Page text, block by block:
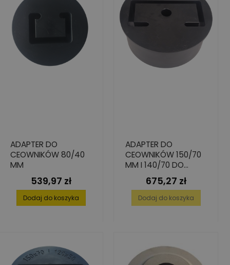
ADAPTER DO
CEOWNIKÓW 80/40
MM
Cena
539,97 zł
Dodaj do koszyka
ADAPTER DO
CEOWNIKÓW 150/70
MM I 140/70 DO
KIELICHA 180 MM
Cena
675,27 zł
Dodaj do koszyka